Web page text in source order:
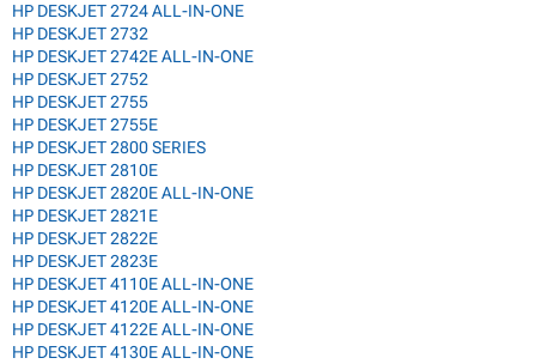
HP DESKJET 2724 ALL-IN-ONE
HP DESKJET 2732
HP DESKJET 2742E ALL-IN-ONE
HP DESKJET 2752
HP DESKJET 2755
HP DESKJET 2755E
HP DESKJET 2800 SERIES
HP DESKJET 2810E
HP DESKJET 2820E ALL-IN-ONE
HP DESKJET 2821E
HP DESKJET 2822E
HP DESKJET 2823E
HP DESKJET 4110E ALL-IN-ONE
HP DESKJET 4120E ALL-IN-ONE
HP DESKJET 4122E ALL-IN-ONE
HP DESKJET 4130E ALL-IN-ONE